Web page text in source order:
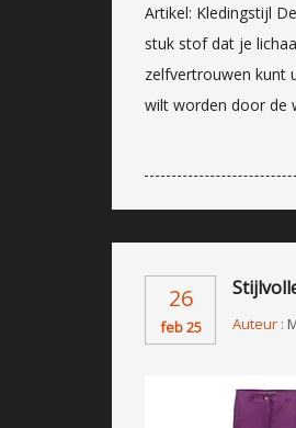
Artikel: Kledingstijl
stuk stof dat je
zelfvertrouwen kunt
wilt worden door de
26
feb 25 Auteur :